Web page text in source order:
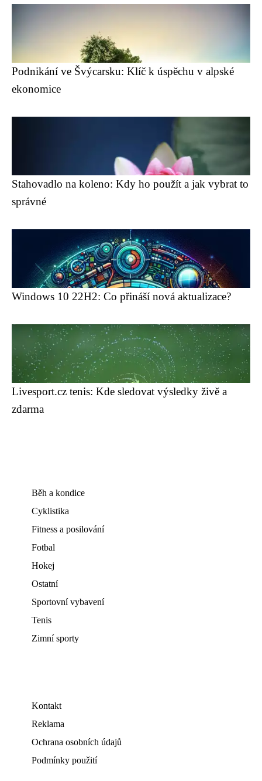
Podnikání ve Švýcarsku: Klíč k úspěchu v alpské
ekonomice
Stahovadlo na koleno: Kdy ho použít a jak vybrat to
správné
Windows 10 22H2: Co přináší nová aktualizace?
Livesport.cz tenis: Kde sledovat výsledky živě a
zdarma
Běh a kondice
Cyklistika
Fitness a posilování
Fotbal
Hokej
Ostatní
Sportovní vybavení
Tenis
Zimní sporty
Kontakt
Reklama
Ochrana osobních údajů
Podmínky použití